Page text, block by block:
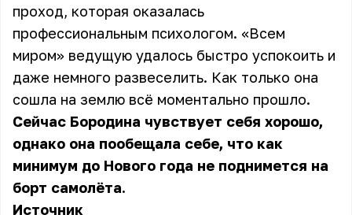
проход, которая оказалась
профессиональным психологом. «Всем
миром» ведущую удалось быстро успокоить и
даже немного развеселить. Как только она
сошла на землю всё моментально прошло.
Сейчас Бородина чувствует себя хорошо,
однако она пообещала себе, что как
минимум до Нового года не поднимется на
борт самолёта.
Источник